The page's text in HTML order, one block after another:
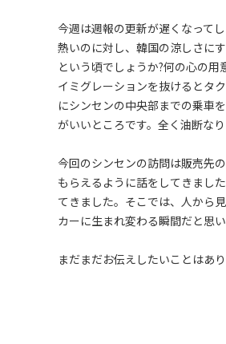
今週は週報の更新が遅くなって
熱いのに対し、韓国の涼しさに
という頃でしょうか?何の心の
イミグレーションを抜けるとタ
にシンセンの中央部までの乗車
がいいところです。全く油断なり
今回のシンセンの訪問は販売先
もらえるように話をしてきまし
てきました。そこでは、人から
カーに生まれ変わる瞬間だと思
まだまだお伝えしたいことはあ